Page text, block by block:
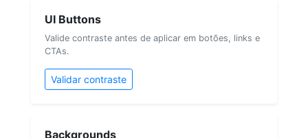
UI Buttons
Valide contraste antes de aplicar em botões, links e
CTAs.
Validar contraste
Backgrounds